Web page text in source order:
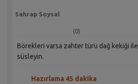
Sahrap Soysal
(0)
Börekleri varsa zahter türü dağ kekiği ile
süsleyin.
Hazırlama 45 dakika